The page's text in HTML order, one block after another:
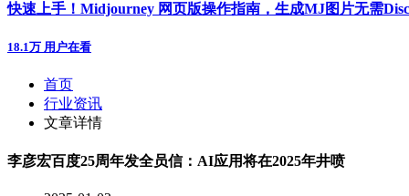
快速上手！Midjourney 网页版操作指南，生成MJ图片无需
18.1万 用户在看
首页
行业资讯
文章详情
李彦宏百度25周年发全员信：AI应用将在2025年井喷